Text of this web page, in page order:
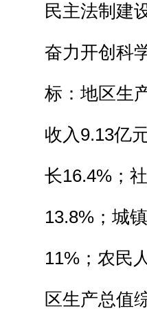
民主法制建
奋力开创科
标：地区生
收入9.13亿
长16.4%；
13.8%；城
11%；农民
区生产总值